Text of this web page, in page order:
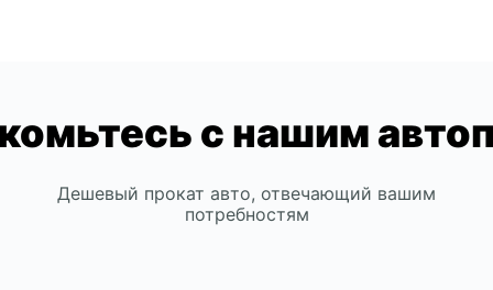
с нашим
Дешевый прокат авто, отвечающий вашим
потребностям